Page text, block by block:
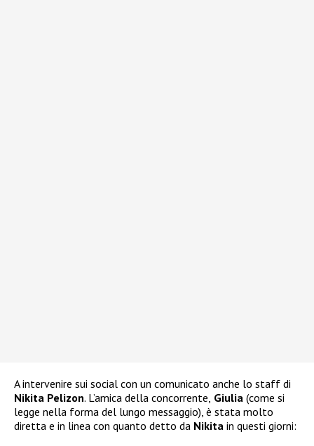
A intervenire sui social con un comunicato anche lo staff di
Nikita Pelizon. L’amica della concorrente, Giulia (come si
legge nella forma del lungo messaggio), è stata molto
diretta e in linea con quanto detto da Nikita in questi giorni: